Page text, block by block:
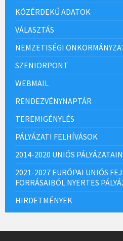
KÖZÉRDEKŰ ADATOK
VÁLASZTÁS
NEMZETISÉGI
SZENIORPONT
WEBMAIL
RENDEZVÉNYNAPTÁR
TEREMIGÉNYLÉS
PÁLYÁZATI FELHÍVÁSOK
2014-2020 UNIÓS
2021-2027 EURÓPAI UNIÓS
FORRÁSAIBÓL NYERTES
HIRDETMÉNYEK